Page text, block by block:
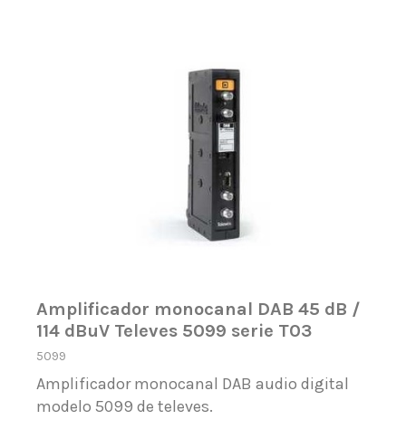
Amplificador monocanal DAB 45 dB /
114 dBuV Televes 5099 serie T03
5099
Amplificador monocanal DAB audio digital
modelo 5099 de televes.